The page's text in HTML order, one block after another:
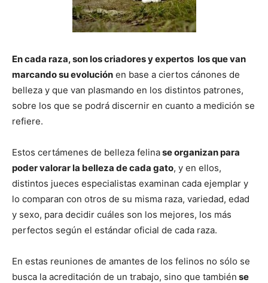
Gatos
En cada raza, son los criadores y expertos los que van
marcando su evolución en base a ciertos cánones de
belleza y que van plasmando en los distintos patrones,
sobre los que se podrá discernir en cuanto a medición se
refiere.
Estos certámenes de belleza felinase organizan para
poder valorar la belleza de cada gato, y en ellos,
distintos jueces especialistas examinan cada ejemplar y
lo comparan con otros de su misma raza, variedad, edad
y sexo, para decidir cuáles son los mejores, los más
perfectos según el estándar oficial de cada raza.
En estas reuniones de amantes de los felinos no sólo se
busca la acreditación de un trabajo, sino que también se